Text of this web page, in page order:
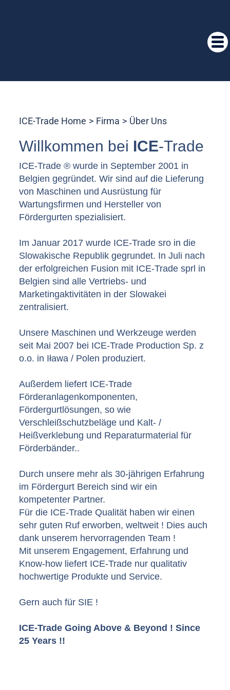
ICE-Trade Home Firma Über Uns
Willkommen bei ICE-Trade
ICE-Trade ® wurde in September 2001 in
Belgien gegründet. Wir sind auf die Lieferung
von Maschinen und Ausrüstung für
Wartungsfirmen und Hersteller von
Fördergurten spezialisiert.
Im Januar 2017 wurde ICE-Trade sro in die
Slowakische Republik gegrundet. In Juli nach
der erfolgreichen Fusion mit ICE-Trade sprl in
Belgien sind alle Vertriebs- und
Marketingaktivitäten in der Slowakei
zentralisiert.
Unsere Maschinen und Werkzeuge werden
seit Mai 2007 bei ICE-Trade Production Sp. z
o.o. in Iława / Polen produziert.
Außerdem liefert ICE-Trade
Förderanlagenkomponenten,
Fördergurtlösungen, so wie
Verschleißschutzbeläge und Kalt- /
Heißverklebung und Reparaturmaterial für
Förderbänder..
Durch unsere mehr als 30-jährigen Erfahrung
im Fördergurt Bereich sind wir ein
kompetenter Partner.
Für die ICE-Trade Qualität haben wir einen
sehr guten Ruf erworben, weltweit ! Dies auch
dank unserem hervorragenden Team !
Mit unserem Engagement, Erfahrung und
Know-how liefert ICE-Trade nur qualitativ
hochwertige Produkte und Service.
Gern auch für SIE !
ICE-Trade Going Above & Beyond ! Since
25 Years !!